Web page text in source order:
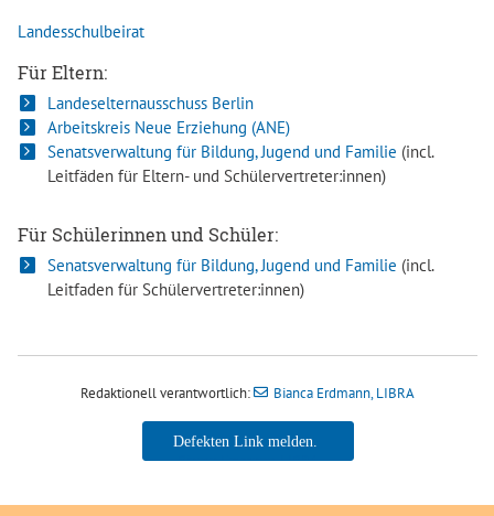
Landesschulbeirat
Für Eltern:
Landeselternausschuss Berlin
Arbeitskreis Neue Erziehung (ANE)
Senatsverwaltung für Bildung, Jugend und Familie (incl.
Leitfäden für Eltern- und Schülervertreter:innen)
Für Schülerinnen und Schüler:
Senatsverwaltung für Bildung, Jugend und Familie (incl.
Leitfaden für Schülervertreter:innen)
Redaktionell verantwortlich: Bianca Erdmann, LIBRA
Bianca Erdmann, LIBRA